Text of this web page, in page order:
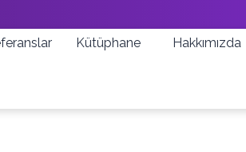
Kütüphane Hakkımızda